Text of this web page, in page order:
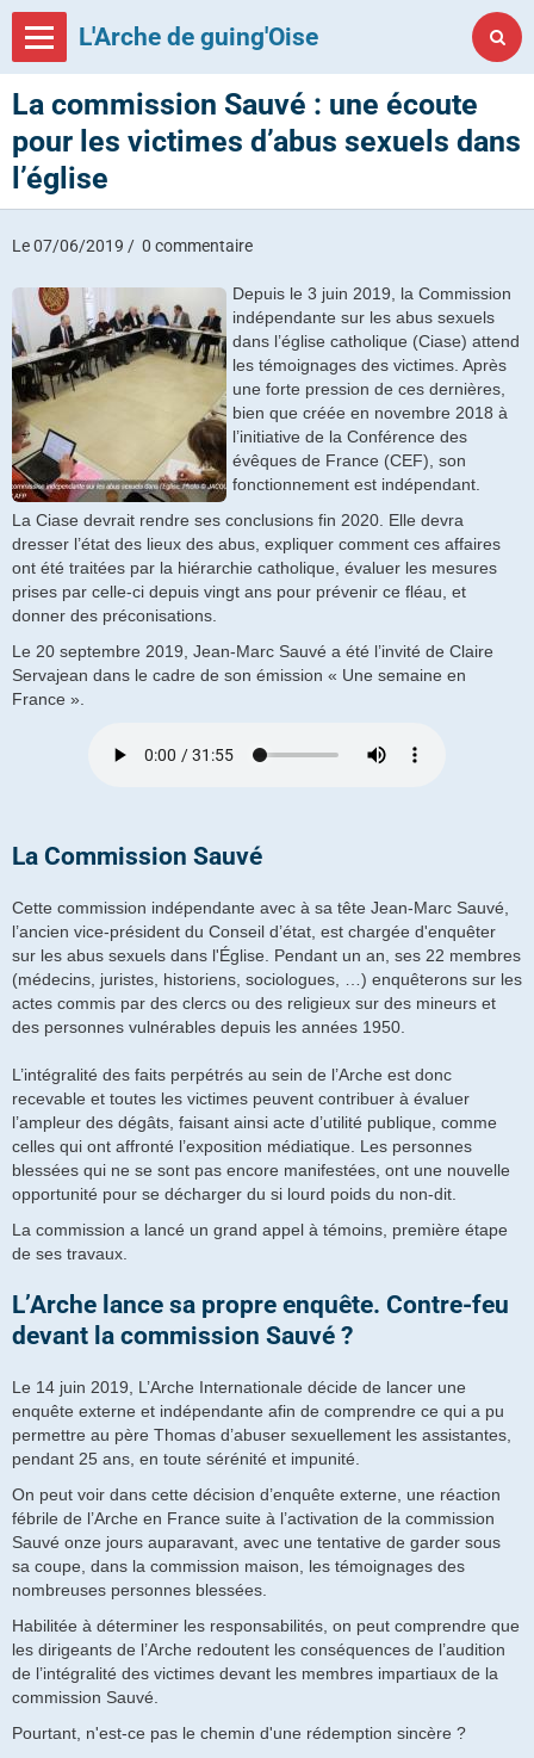
L'Arche de guing'Oise
La commission Sauvé : une écoute
pour les victimes d’abus sexuels dans
l’église
Le 07/06/2019 0 commentaire
Depuis le 3 juin 2019, la Commission
indépendante sur les abus sexuels
dans l’église catholique (Ciase) attend
les témoignages des victimes. Après
une forte pression de ces dernières,
bien que créée en novembre 2018 à
l’initiative de la Conférence des
évêques de France (CEF), son
fonctionnement est indépendant.
La Ciase devrait rendre ses conclusions fin 2020. Elle devra
dresser l’état des lieux des abus, expliquer comment ces affaires
ont été traitées par la hiérarchie catholique, évaluer les mesures
prises par celle-ci depuis vingt ans pour prévenir ce fléau, et
donner des préconisations.
Le 20 septembre 2019, Jean-Marc Sauvé a été l’invité de Claire
Servajean dans le cadre de son émission « Une semaine en
France ».
La Commission Sauvé
Cette commission indépendante avec à sa tête Jean-Marc Sauvé,
l’ancien vice-président du Conseil d’état, est chargée d'enquêter
sur les abus sexuels dans l'Église. Pendant un an, ses 22 membres
(médecins, juristes, historiens, sociologues, …) enquêterons sur les
actes commis par des clercs ou des religieux sur des mineurs et
des personnes vulnérables depuis les années 1950.
L’intégralité des faits perpétrés au sein de l’Arche est donc
recevable et toutes les victimes peuvent contribuer à évaluer
l’ampleur des dégâts, faisant ainsi acte d’utilité publique, comme
celles qui ont affronté l’exposition médiatique. Les personnes
blessées qui ne se sont pas encore manifestées, ont une nouvelle
opportunité pour se décharger du si lourd poids du non-dit.
La commission a lancé un grand appel à témoins, première étape
de ses travaux.
L’Arche lance sa propre enquête. Contre-feu
devant la commission Sauvé ?
Le 14 juin 2019, L’Arche Internationale décide de lancer une
enquête externe et indépendante afin de comprendre ce qui a pu
permettre au père Thomas d’abuser sexuellement les assistantes,
pendant 25 ans, en toute sérénité et impunité.
On peut voir dans cette décision d’enquête externe, une réaction
fébrile de l’Arche en France suite à l’activation de la commission
Sauvé onze jours auparavant, avec une tentative de garder sous
sa coupe, dans la commission maison, les témoignages des
nombreuses personnes blessées.
Habilitée à déterminer les responsabilités, on peut comprendre que
les dirigeants de l’Arche redoutent les conséquences de l’audition
de l’intégralité des victimes devant les membres impartiaux de la
commission Sauvé.
Pourtant, n'est-ce pas le chemin d'une rédemption sincère ?